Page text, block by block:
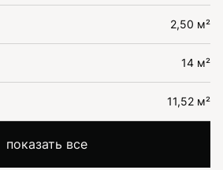
2,50 м²
14 м²
11,52 м²
показать все